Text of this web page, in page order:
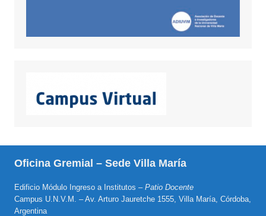
Oficina Gremial – Sede Villa María
Edificio Módulo Ingreso a Institutos – Patio Docente
Campus U.N.V.M. – Av. Arturo Jauretche 1555, Villa María, Córdoba,
Argentina